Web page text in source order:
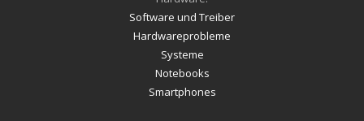
Software und Treiber
Hardwareprobleme
Systeme
Notebooks
Smartphones